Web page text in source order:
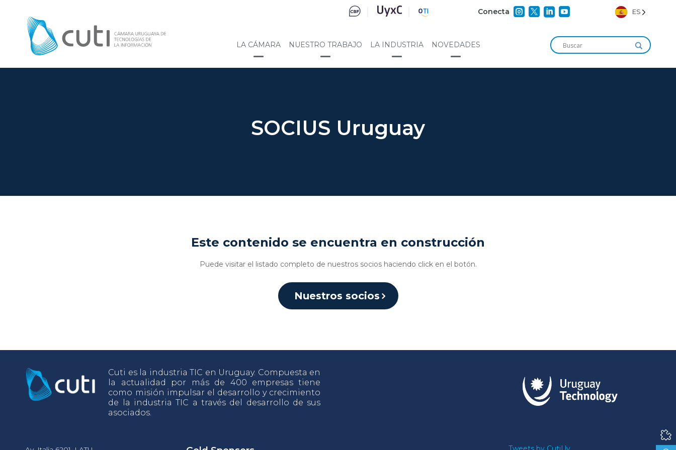
Conecta     ES
LA CÁMARA NUESTRO TRABAJO LA INDUSTRIA NOVEDADES
SOCIUS Uruguay
Este contenido se encuentra en construcción
Puede visitar el listado completo de nuestros socios haciendo click en el botón.
Nuestros socios
Cuti es la industria TIC en Uruguay. Compuesta en
la actualidad por más de 400 empresas tiene
como misión impulsar el desarrollo y crecimiento
de la industria TIC a través del desarrollo de sus
asociados.